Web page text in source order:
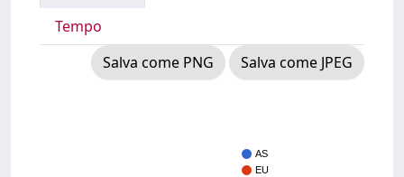
Tempo
Salva come PNG
Salva come JPEG
AS
EU